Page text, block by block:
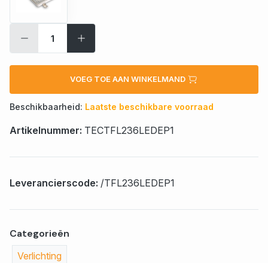
VOEG TOE AAN WINKELMAND
Beschikbaarheid: Laatste beschikbare voorraad
Artikelnummer: TECTFL236LEDEP1
Leverancierscode: /TFL236LEDEP1
Categorieën
Verlichting